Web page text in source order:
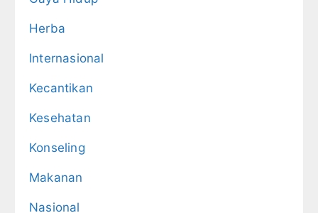
Herba
Internasional
Kecantikan
Kesehatan
Konseling
Makanan
Nasional